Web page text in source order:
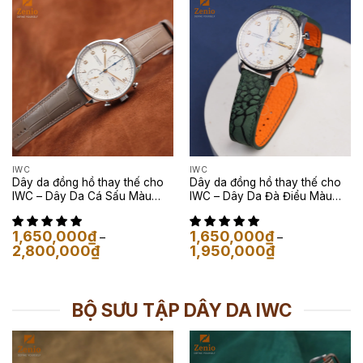
3,900,000₫
đến
1,950,000₫
IWC
Dây da đồng hồ thay thế cho
IWC – Dây Da Cá Sấu Màu
1,650,000₫ –
2,800,000₫Khoảng
giá:
2,800,000₫
IWC
Dây da đồng hồ thay thế cho
IWC – Dây Da Đà Điểu Màu
1,650,000₫ –
1,950,000₫Khoảng
giá:
1,950,000₫
BỘ SƯU TẬP DÂY DA IWC